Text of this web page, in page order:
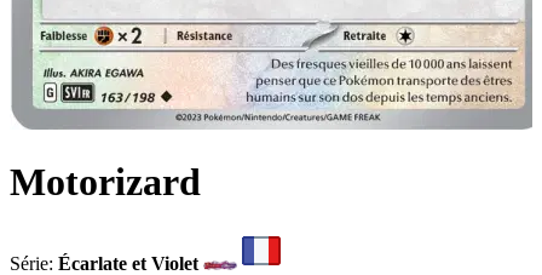
Motorizard
Série: Écarlate et Violet